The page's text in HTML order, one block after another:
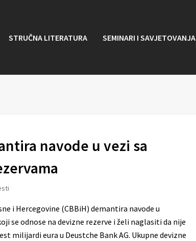
STRUČNA LITERATURA SEMINARI I SAVJETOVANJA
navode u vezi sa
i Hercegovine (CBBiH) demantira navode u
se odnose na devizne rezerve i želi naglasiti da nije
milijardi eura u Deustche Bank AG. Ukupne devizne